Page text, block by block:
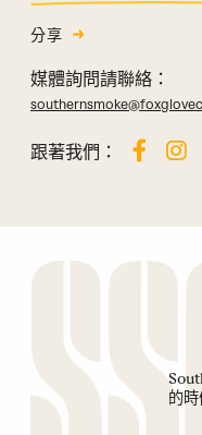
分享
媒體詢問請聯絡：
跟著我們：
的